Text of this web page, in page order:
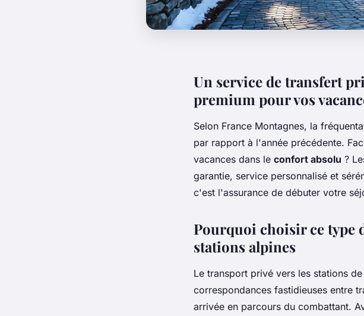
Un service de transfert
premium pour vos
Selon France Montagnes, la
par rapport à l'année précédente.
vacances dans le confort absolu ?
garantie, service personnalisé et
c'est l'assurance de débuter votre
Pourquoi choisir ce type
stations alpines
Le transport privé vers les stations
correspondances fastidieuses entre
arrivée en parcours du combattant.